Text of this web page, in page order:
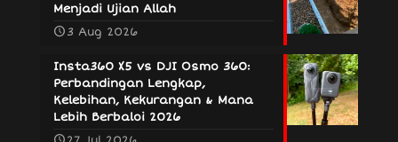
Menjadi Ujian Allah
3 Aug 2026
Insta360 X5 vs DJI Osmo 360:
Perbandingan Lengkap,
Kelebihan, Kekurangan & Mana
Lebih Berbaloi 2026